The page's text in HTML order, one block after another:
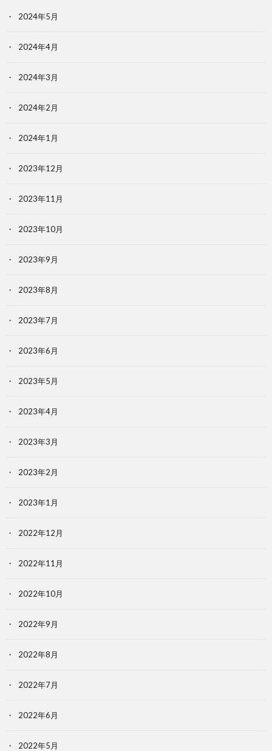
2024年5月
2024年4月
2024年3月
2024年2月
2024年1月
2023年12月
2023年11月
2023年10月
2023年9月
2023年8月
2023年7月
2023年6月
2023年5月
2023年4月
2023年3月
2023年2月
2023年1月
2022年12月
2022年11月
2022年10月
2022年9月
2022年8月
2022年7月
2022年6月
2022年5月